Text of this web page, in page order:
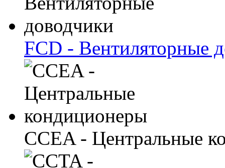
FCD - Вентиляторные
CCEA - Центральные